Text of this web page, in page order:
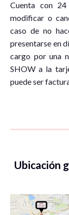
Cuenta con
modificar o
caso de no
presentarse en
cargo por una
SHOW a la
puede ser
Ubicación